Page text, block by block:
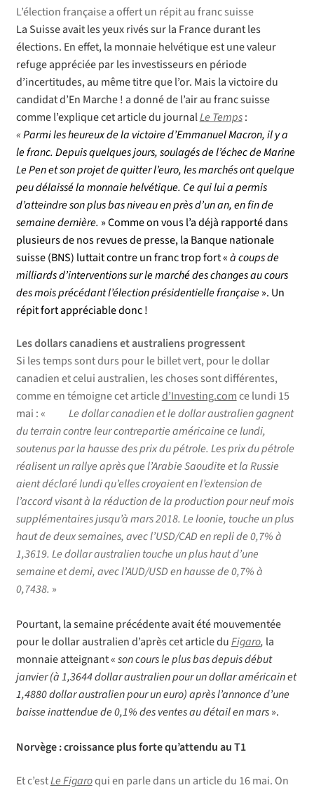
L’élection française a offert un répit au franc suisse
La Suisse avait les yeux rivés sur la France durant les
élections. En effet, la monnaie helvétique est une valeur
refuge appréciée par les investisseurs en période
d’incertitudes, au même titre que l’or. Mais la victoire du
candidat d’En Marche ! a donné de l’air au franc suisse
comme l’explique cet article du journalLe Temps:
«Parmi les heureux de la victoire d’Emmanuel Macron, il y a
le franc. Depuis quelques jours, soulagés de l’échec de Marine
Le Pen et son projet de quitter l’euro, les marchés ont quelque
peu délaissé la monnaie helvétique. Ce qui lui a permis
d’atteindre son plus bas niveau en près d’un an, en fin de
semaine dernière. » Comme on vous l’a déjà rapporté dans
plusieurs de nos revues de presse, la Banque nationale
suisse (BNS) luttait contre un franc trop fort «àcoups de
milliards d’interventions sur le marché des changes au cours
des mois précédant l’élection présidentielle française». Un
répit fort appréciable donc !
Les dollars canadiens et australiens progressent
Si les temps sont durs pour le billet vert, pour le dollar
canadien et celui australien, les choses sont différentes,
comme en témoigne cet articled’Investing.comce lundi 15
mai : «
Le dollar canadien et le dollar australien gagnent
du terrain contre leur contrepartie américaine ce lundi,
soutenus par la hausse des prix du pétrole. Les prix du pétrole
réalisent un rallye après que l’Arabie Saoudite et la Russie
aient déclaré lundi qu’elles croyaient en l’extension de
l’accord visant à la réduction de la production pour neuf mois
supplémentaires jusqu’à mars 2018. Le loonie, touche un plus
haut de deux semaines, avec l’USD/CAD en repli de 0,7% à
1,3619. Le dollar australien touche un plus haut d’une
semaine et demi, avec l’AUD/USD en hausse de 0,7% à
0,7438. »
Pourtant, la semaine précédente avait été mouvementée
pour le dollar australien d’après cet article duFigaro, la
monnaie atteignant «son cours le plus bas depuis début
janvier (à 1,3644 dollar australien pour un dollar américain et
1,4880 dollar australien pour un euro) après l’annonce d’une
baisse inattendue de 0,1% des ventes au détail en mars».
Norvège : croissance plus forte qu’attendu au T1
Et c’estLe Figaroqui en parle dans un article du 16 mai. On